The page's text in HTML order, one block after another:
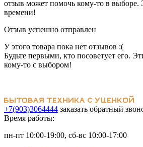
отзыв может помочь кому-то в выборе.
времени!
Отзыв успешно отправлен
У этого товара пока нет отзывов :(
Будьте первыми, кто посоветует его.
кому-то с выбором!
+7(903)3064444 заказать обратный
Время работы:
пн-пт 10:00-19:00, сб-вс 10:00-17:00